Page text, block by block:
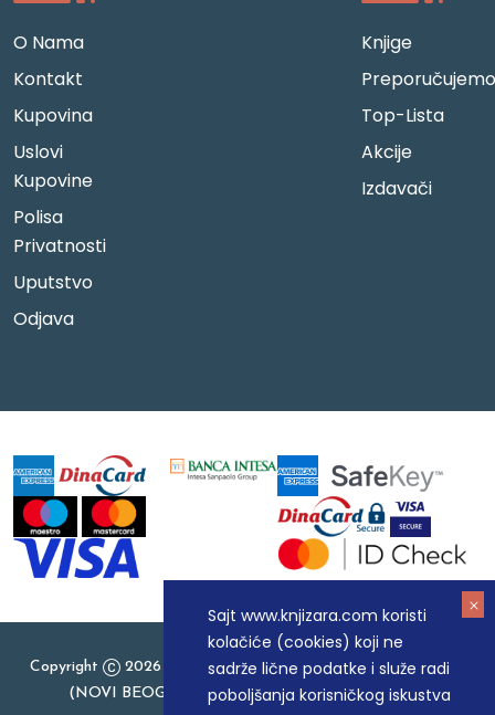
Sajt www.knjizara.com koristi
kolačiće (cookies) koji ne
sadrže lične podatke i služe radi
poboljšanja korisničkog iskustva
O Nama
Kontakt
Kupovina
Uslovi
Kupovine
Polisa
Privatnosti
Uputstvo
Odjava
Knjige
Preporučujemo
Top-Lista
Akcije
Izdavači
Copyright
2026 Knjizara.com - MAKART DOO BEOGRAD
(NOVI BEOGRAD), PIB: 105184104, MB: 20337524